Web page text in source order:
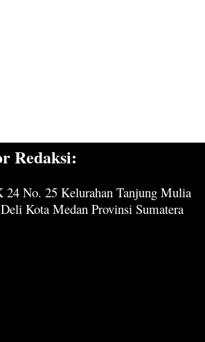
Redaksi:
24 No. 25 Kelurahan Tanjung Mulia
Kota Medan Provinsi Sumatera